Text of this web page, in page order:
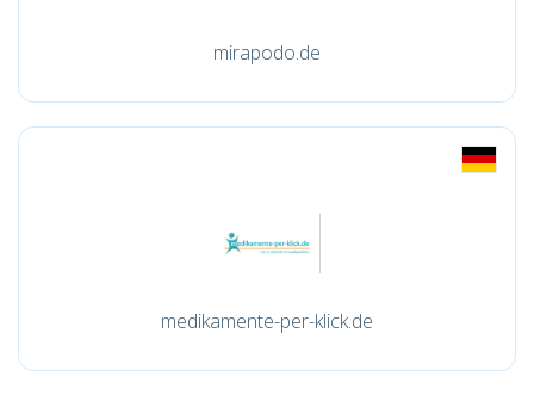
mirapodo.de
medikamente-per-klick.de